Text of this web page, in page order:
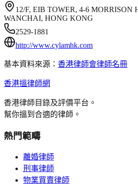
12/F, EIB TOWER, 4-6 MORRISON
WANCHAI, HONG KONG
2529-1881
http://www.cylamhk.com
基本資料來源： 香港律師會律師名冊
香港搵律師網
香港律師目錄及評價平台。
幫你搵到合適的律師。
熱門範疇
離婚律師
刑事律師
物業買賣律師